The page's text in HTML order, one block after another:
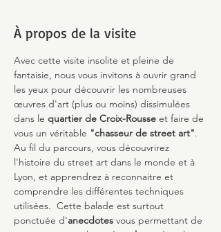
À propos de la visite
Avec cette visite insolite et pleine de
fantaisie, nous vous invitons à ouvrir grand
les yeux pour découvrir les nombreuses
œuvres d'art (plus ou moins) dissimulées
dans le quartier de Croix-Rousse et faire de
vous un véritable "chasseur de street art".
Au fil du parcours, vous découvrirez
l'histoire du street art dans le monde et à
Lyon, et apprendrez à reconnaitre et
comprendre les différentes techniques
utilisées.  Cette balade est surtout
ponctuée d'anecdotes vous permettant de